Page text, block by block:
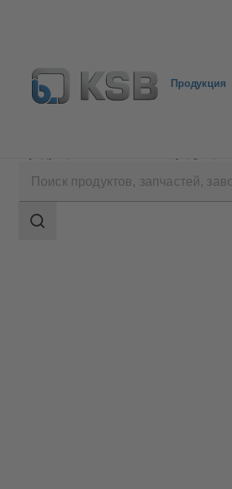
Продукция
поиска
Область